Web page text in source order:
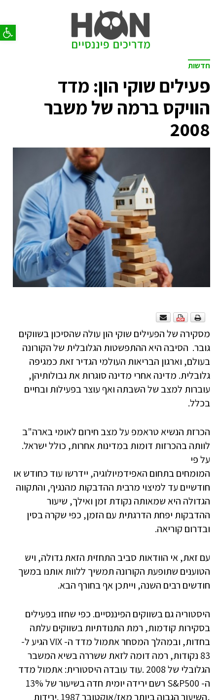
פתח
חדשות
פעילים שוקי הון: מדד
הוויקס ברמה של משבר
2008
מסקירה של הפעילים שוקי הון עולה שהסיכון בשווקים
גובר. הסיבה היא ההתפשטות הגלובלית של הקורונה
בעולם, וארגון הבריאות העולמי הגדיר זאת כמגיפה
גלובלית. מדינה אחרי מדינה סוגרות את גבולותיהן,
עוברות למצב של השבתה ואף עוצר בפעילות ובחיים
בכלל.
הכרזת הנשיא טראמפ על מצב חירום לאומי בארה"ב
לוותה בהכרזות דומות במדינות אחרות, כולל ישראל.
על פי
המומחים בתחום האפידמיולוגיה, יידרשו עוד כחודש או
חודשיים עד למיצוי מרבית ההדבקות מהנגיף, והתקווה
הגדולה היא שמאותה נקודת זמן ואילך, שיעור
ההדבקות יפחת הדרגתית עם הזמן, כפי שקרה בסין
ובדרום קוריאה.
עם זאת, אי הוודאות סביב התחזית הזאת גדולה, ויש
הטוענים שתופעת הקורונה תמשיך ללוות אותנו במשך
חודשים רבים השנה, וייתכן אף בחורף הבא.
היסטוריה גם בשווקים הפיננסיים. כפי שחזו בפעילים
בסקירות קודמות, רמת התנודתיות בשווקים עלתה
בחדות, ובמהלך המסחר אתמול מדד ה- VIX הגיע ל-
83 נקודות, רמה דומה לזאת ששררה בשיא המשבר
הגלובלי של 2008 .עוד עובדה היסטורית: אתמול מדד
ה- S&P500 רשם ירידה יומית חדה בשיעור של 13%
,השיעור הגבוה ביותר מאז/אוקטובר 1987 .ירידות